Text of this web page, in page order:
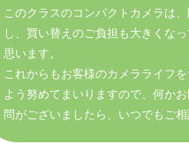
このクラスのコンパクトカメラは
し、買い替えのご負担も大きくな
思います。
これからもお客様のカメラライフ
よう努めてまいりますので、何か
問がございましたら、いつでもご